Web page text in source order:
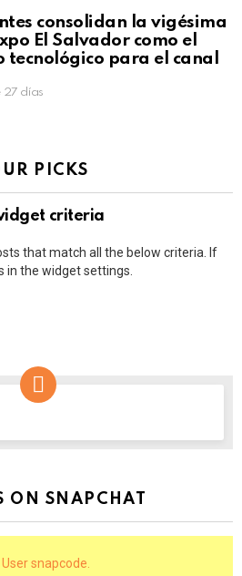
consolidan la vigésima
El Salvador como el
tecnológico para el canal
27 días
PICKS
criteria
that match all the below criteria. If
in the widget settings.
ON SNAPCHAT